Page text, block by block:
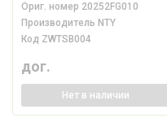
Ориг. номер 20252FG010
Производитель NTY
Код ZWTSB004
дог.
Нет в наличии